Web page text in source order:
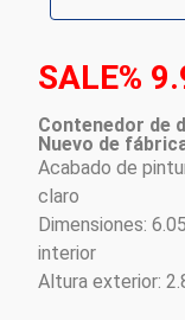
SALE%
Contenedor de
Nuevo de
Acabado de
claro
Dimensiones:
interior
Altura exterior: